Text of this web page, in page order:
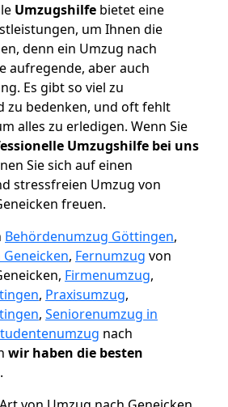
Umzugshilfe bietet eine
um Ihnen die
denn ein Umzug nach
aufregende, aber auch
Es gibt so viel zu
zu bedenken, und oft fehlt
alles zu erledigen. Wenn Sie
Umzugshilfe bei uns
Sie sich auf einen
stressfreien Umzug von
freuen.
Behördenumzug Göttingen,
, Fernumzug von
Firmenumzug,
, Praxisumzug,
, Seniorenumzug in
nach
wir haben die besten